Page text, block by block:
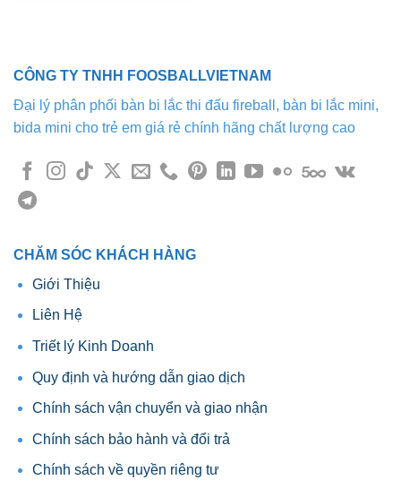
thể.
Các
chọn
thể
trang
CÔNG TY TNHH FOOSBALLVIETNAM
Đại lý phân phối bàn bi lắc thi đấu fireball, bàn bi lắc mini,
bida mini cho trẻ em giá rẻ chính hãng chất lượng cao
CHĂM SÓC KHÁCH HÀNG
Giới Thiệu
Liên Hệ
Triết lý Kinh Doanh
Quy định và hướng dẫn giao dịch
Chính sách vận chuyển và giao nhận
Chính sách bảo hành và đổi trả
Chính sách về quyền riêng tư